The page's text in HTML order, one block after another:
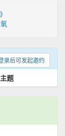
录后可发起邀约
主题